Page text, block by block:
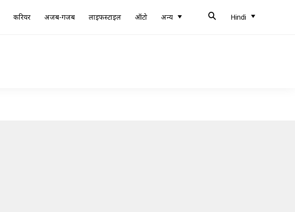
करियर अजब-गजब लाइफस्टाइल ऑटो अन्य Hindi